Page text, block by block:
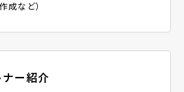
成など）
ー紹介